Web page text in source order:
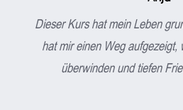
Dieser Kurs hat mein Leben
hat mir einen Weg aufgezeigt,
überwinden und tiefen